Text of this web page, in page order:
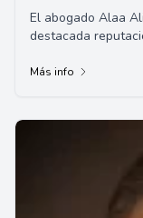
El abogado Alaa
destacada
Más info